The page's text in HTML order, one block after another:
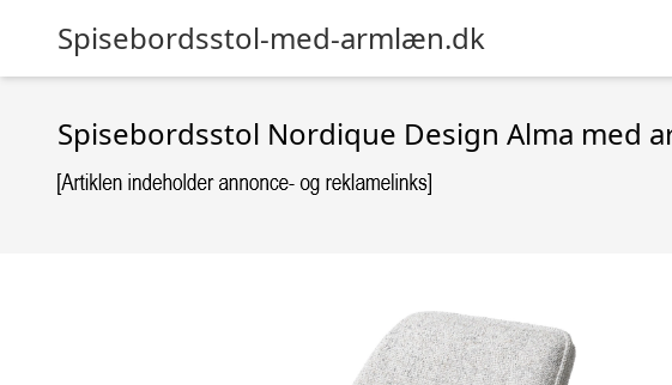
Spisebordsstol-med-armlæn.dk
Spisebordsstol Nordique Design Alma